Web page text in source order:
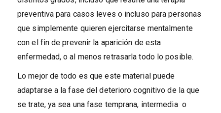
preventiva para casos leves o incluso para personas
que simplemente quieren ejercitarse mentalmente
con el fin de prevenir la aparición de esta
enfermedad, o al menos retrasarla todo lo posible.
Lo mejor de todo es que este material puede
adaptarse a la fase del deterioro cognitivo de la que
se trate, ya sea una fase temprana, intermedia o